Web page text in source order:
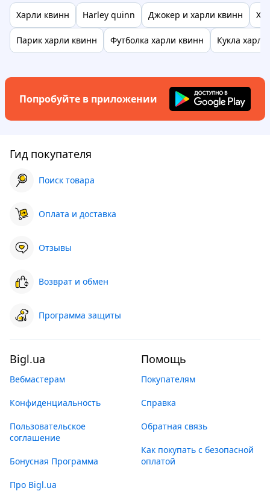
Харли квинн Harley quinn Джокер и харли квинн
Парик харли квинн Футболка харли квинн Кукла
Попробуйте в приложении
Гид покупателя
Поиск товара
Оплата и доставка
Отзывы
Возврат и обмен
Программа защиты
Bigl.ua
Вебмастерам
Конфиденциальность
Пользовательское
соглашение
Бонусная Программа
Про Bigl.ua
Помощь
Покупателям
Справка
Обратная связь
Как покупать с безопасной
оплатой